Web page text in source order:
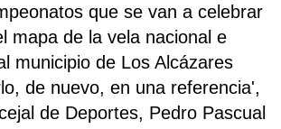
que se van a celebrar
mapa de la vela nacional e
municipio de Los Alcázares
de nuevo, en una referencia',
de Deportes, Pedro Pascual